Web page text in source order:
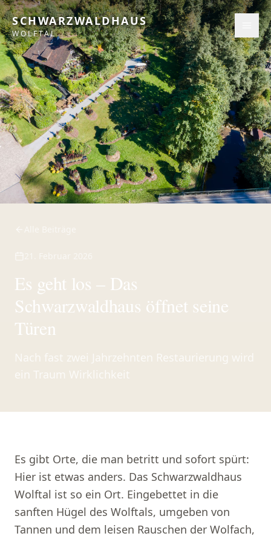
SCHWARZWALDHAUS
WOLFTAL
Es geht los – Das
Schwarzwaldhaus öffnet seine
Türen
Nach fast zwei Jahrzehnten Restaurierung wird
ein Traum Wirklichkeit
Es gibt Orte, die man betritt und sofort spürt:
Hier ist etwas anders. Das Schwarzwaldhaus
Wolftal ist so ein Ort. Eingebettet in die
sanften Hügel des Wolftals, umgeben von
Tannen und dem leisen Rauschen der Wolfach,